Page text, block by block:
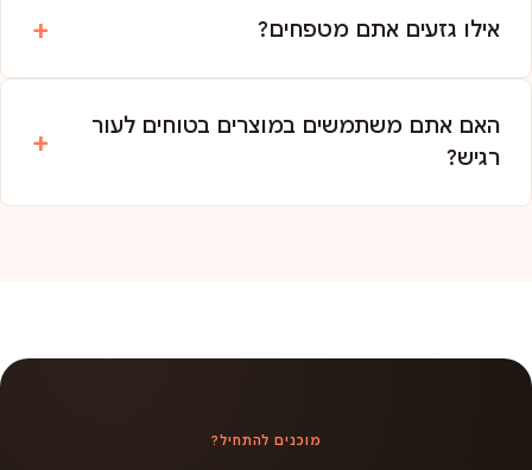
אילו גזעים אתם מטפחים?
האם אתם משתמשים במוצרים בטוחים לעור
רגיש?
מוכנים להתחיל?